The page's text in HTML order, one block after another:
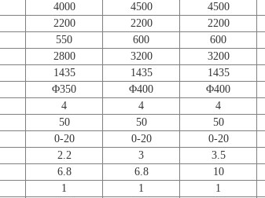
4000 4500 4500
2200 2200 2200
550 600 600
2800 3200 3200
1435 1435 1435
Φ350 Φ400 Φ400
4 4 4
50 50 50
0-20 0-20 0-20
2.2 3 3.5
6.8 6.8 10
1 1 1